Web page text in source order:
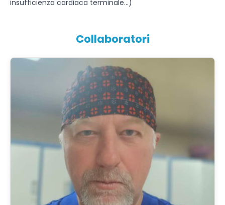
insufficienza cardiaca terminale…)
Collaboratori